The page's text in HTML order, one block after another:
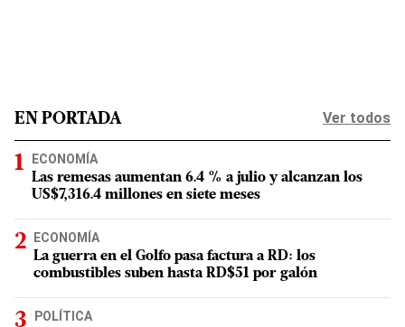
EN PORTADA Ver todos
ECONOMÍA
Las remesas aumentan 6.4 % a julio y alcanzan los
US$7,316.4 millones en siete meses
ECONOMÍA
La guerra en el Golfo pasa factura a RD: los
combustibles suben hasta RD$51 por galón
POLÍTICA